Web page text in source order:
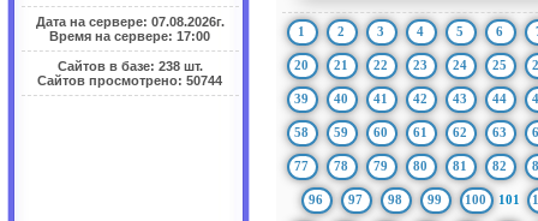
Дата на сервере: 07.08.2026г.
Время на сервере: 17:00
Сайтов в базе: 238 шт.
Сайтов просмотрено: 50744
1 2 3 4 5 6
20 21 22 23 24 25
39 40 41 42 43 44
58 59 60 61 62 63
77 78 79 80 81 82
96 97 98 99 100 101